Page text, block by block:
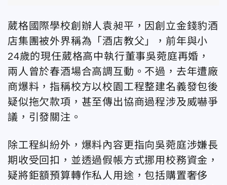
葳格國際學校創辦人袁昶平，因創立金錢豹酒
店集團被外界稱為「酒店教父」，前年與小
24歲的現任葳格高中執行董事吳菀庭再婚，
兩人曾於春酒場合高調互動。不過，去年遭廠
商爆料，指稱校方以校園工程整建名義發包後
疑似拖欠款項，甚至傳出協商過程涉及威嚇爭
議，引發關注。
除工程糾紛外，爆料內容更指向吳菀庭涉嫌長
期收受回扣，並透過假帳方式挪用校務資金，
疑將鉅額預算轉作私人用途，包括購置奢侈